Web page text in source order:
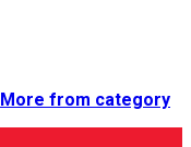
More from category